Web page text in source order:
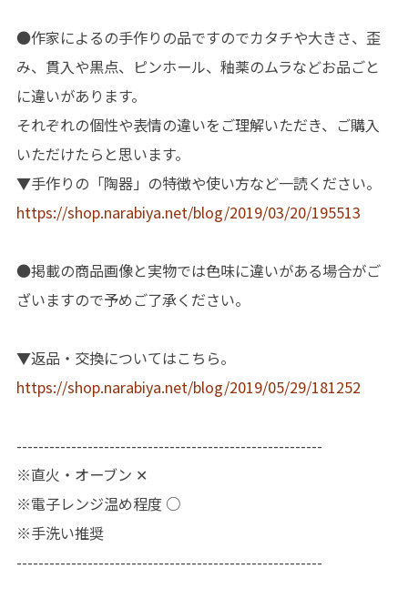
●作家によるの手作りの品ですのでカタチや大きさ、歪
み、貫入や黒点、ピンホール、釉薬のムラなどお品ごと
に違いがあります。
それぞれの個性や表情の違いをご理解いただき、ご購入
いただけたらと思います。
▼手作りの「陶器」の特徴や使い方など一読ください。
https://shop.narabiya.net/blog/2019/03/20/195513
●掲載の商品画像と実物では色味に違いがある場合がご
ざいますので予めご了承ください。
▼返品・交換についてはこちら。
https://shop.narabiya.net/blog/2019/05/29/181252
--------------------------------------------------------
※直火・オーブン ✕
※電子レンジ温め程度 ○
※手洗い推奨
--------------------------------------------------------